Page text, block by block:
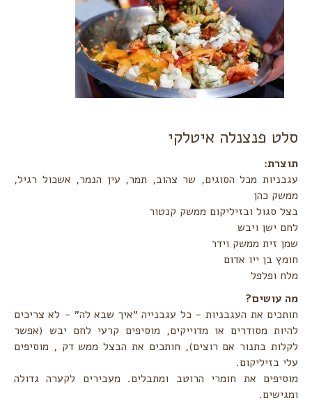
סלט פנצנלה איטלקי
תוצרת:‏
עגבניות מכל הסוגים, שר צהוב, תמר, עין הנמר, אשכול רגיל,
ממשק כהן
בצל סגול ובזיליקום ממשק קנטור
לחם ישן ויבש
שמן זית ממשק וידר ‏
חומץ בן ייו אדום
מלח ופלפל
מה עושים?‏
חותכים את העגבניות - כל עגבנייה ״איך שבא לה״ - לא צריכים
להיות מסודרים או מדוייקים, מוסיפים קרעי לחם יבש ‏‏(אפשר
לקלות בתנור אם רוצים), חותכים את הבצל ממש דק , מוסיפים
עלי בזיליקום. ‏
מוסיפים את חומרי הרוטב ומתבלים. מעבירים לקערה גדולה
ומגישים.‏